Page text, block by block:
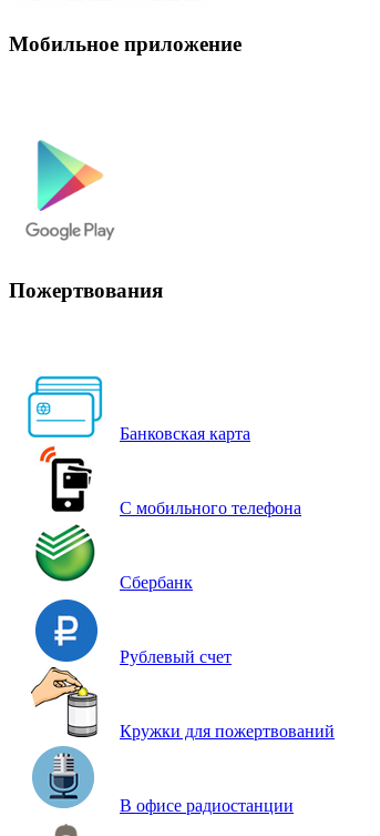
Мобильное приложение
Пожертвования
Банковская карта
С мобильного телефона
Сбербанк
Рублевый счет
Кружки для пожертвований
В офисе радиостанции